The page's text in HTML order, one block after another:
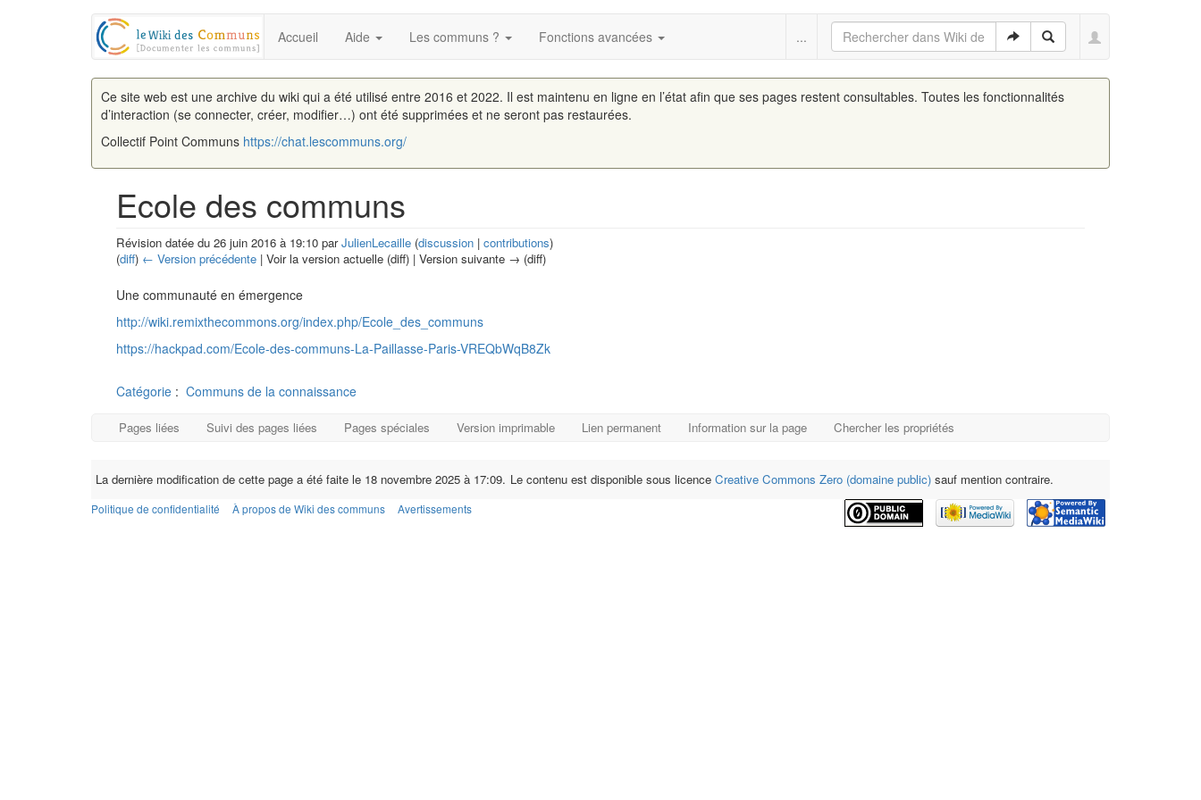
Accueil Aide Les communs ? Fonctions avancées ...
Ce site web est une archive du wiki qui a été utilisé entre 2016 et 2022. Il est maintenu en ligne en l’état afin que ses pages restent consultables. Toutes les fonctionnalités
d’interaction (se connecter, créer, modifier…) ont été supprimées et ne seront pas restaurées.
Collectif Point Communs https://chat.lescommuns.org/
Ecole des communs
Révision datée du 26 juin 2016 à 19:10 parJulienLecaille (discussion | contributions)
(diff) ← Version précédente | Voir la version actuelle (diff) | Version suivante → (diff)
Une communauté en émergence
http://wiki.remixthecommons.org/index.php/Ecole_des_communs
https://hackpad.com/Ecole-des-communs-La-Paillasse-Paris-VREQbWqB8Zk
Catégorie : Communs de la connaissance
Pages liées Suivi des pages liées Pages spéciales Version imprimable Lien permanent Information sur la page Chercher les propriétés
La dernière modification de cette page a été faite le 18 novembre 2025 à 17:09. Le contenu est disponible sous licence Creative Commons Zero (domaine public) sauf mention contraire.
Politique de confidentialité À propos de Wiki des communs Avertissements